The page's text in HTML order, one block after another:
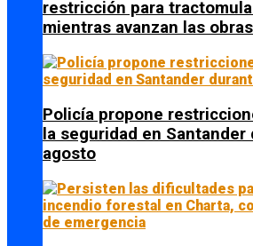
restricción para
mientras avanzan las obras
Policía propone
la seguridad en
agosto